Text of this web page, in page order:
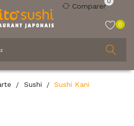
Comparer
0
Sushi Sushi Kani